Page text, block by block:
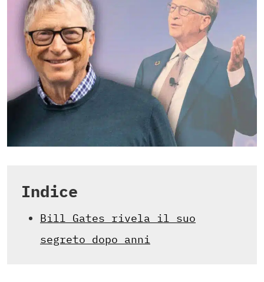
Indice
Bill Gates rivela il suo
segreto dopo anni